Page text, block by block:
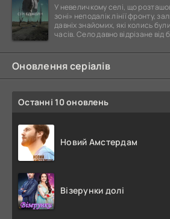
У невеличкому селі, що
зоні» неподалік лінії фронту,
давніх знайомих, які колись
часів. Село давно відрізане від
Оновлення серіалів
Останні 10 оновлень
Новий Амстердам
Візерунки долі